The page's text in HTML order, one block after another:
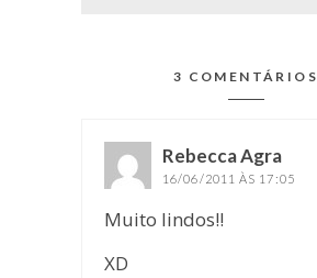
3 COMENTÁRIOS
Rebecca Agra
16/06/2011 ÀS 17:05
Muito lindos!!
XD